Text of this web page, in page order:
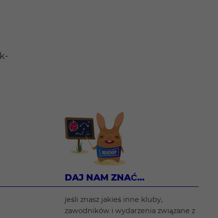
DAJ NAM ZNAĆ...
jeśli znasz jakieś inne kluby,
zawodników i wydarzenia związane z